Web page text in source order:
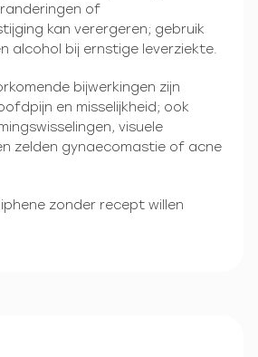
of
kan verergeren; gebruik
alcohol bij ernstige leverziekte.
bijwerkingen zijn
en misselijkheid; ook
visuele
zelden gynaecomastie of acne
zonder recept willen